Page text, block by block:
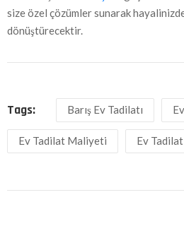
size özel çözümler sunarak
dönüştürecektir.
Tags: Barış Ev Tadilatı
Ev Tadilat Maliyeti Ev